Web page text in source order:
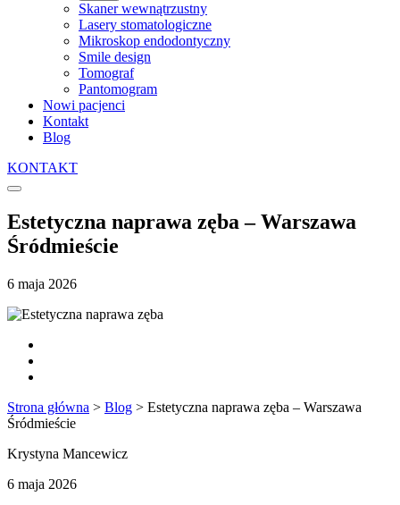
Skaner wewnątrzustny
Lasery stomatologiczne
Mikroskop endodontyczny
Smile design
Tomograf
Pantomogram
Nowi pacjenci
Kontakt
Blog
KONTAKT
Estetyczna naprawa zęba – Warszawa
Śródmieście
6 maja 2026
Strona główna > Blog > Estetyczna naprawa zęba – Warszawa
Śródmieście
Krystyna Mancewicz
6 maja 2026